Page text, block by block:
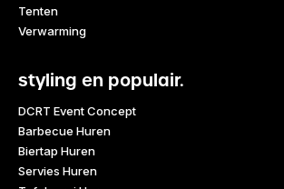
Tenten
Verwarming
styling en populair.
DCRT Event Concept
Barbecue Huren
Biertap Huren
Servies Huren